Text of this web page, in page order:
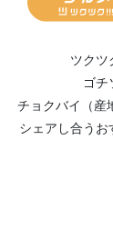
ツクツ
ゴチ
チョクバイ（産
シェアし合う お